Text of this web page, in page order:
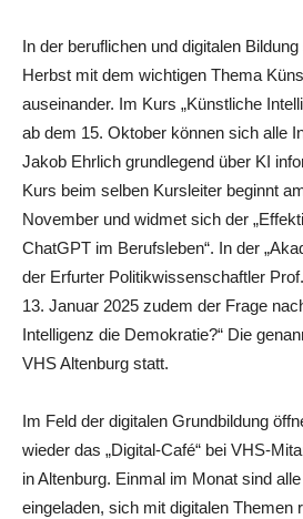
In der beruflichen und digitalen
Herbst mit dem wichtigen Thema
auseinander. Im Kurs „Künstliche
ab dem 15. Oktober können sich alle
Jakob Ehrlich grundlegend über KI
Kurs beim selben Kursleiter beginnt
November und widmet sich der
ChatGPT im Berufsleben“. In der
der Erfurter Politikwissenschaftler
13. Januar 2025 zudem der Frage
Intelligenz die Demokratie?“ Die
VHS Altenburg statt.
Im Feld der digitalen Grundbildung
wieder das „Digital-Café“ bei VHS-
in Altenburg. Einmal im Monat sind
eingeladen, sich mit digitalen Themen